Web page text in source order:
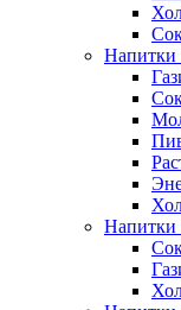
Напитки
Напитки